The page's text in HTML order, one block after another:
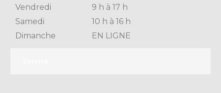
Vendredi
9 h à 17 h
Samedi
10 h à 16 h
Dimanche
EN LIGNE